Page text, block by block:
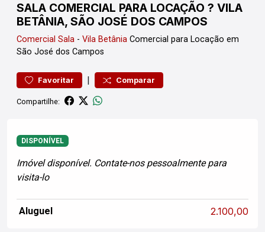
SALA COMERCIAL PARA LOCAÇÃO ? VILA
BETÂNIA, SÃO JOSÉ DOS CAMPOS
Comercial Sala - Vila Betânia Comercial para Locação em
São José dos Campos
Favoritar | Comparar
Compartilhe:
DISPONÍVEL
Imóvel disponível. Contate-nos pessoalmente para
visita-lo
Aluguel 2.100,00